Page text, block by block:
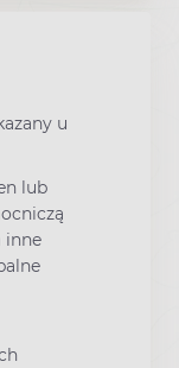
u
lub
inne